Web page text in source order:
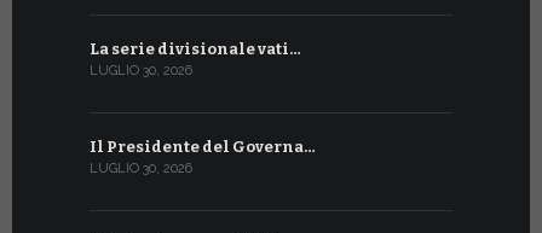
La serie divisionale vati…
LUGLIO 30, 2026
Il Presidente del Governa…
LUGLIO 30, 2026